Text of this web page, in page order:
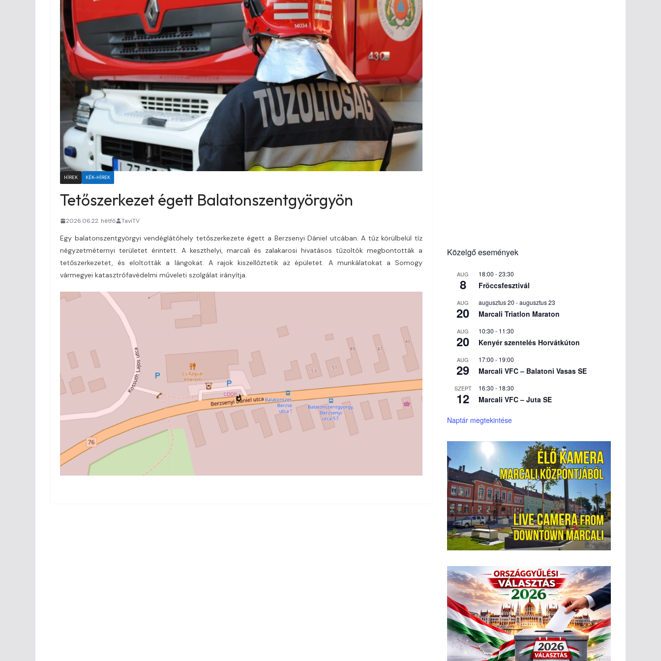
HÍREK KÉK-HÍREK
Tetőszerkezet égett Balatonszentgyörgyön
2026.06.22. hétfő TaviTV
Egy balatonszentgyörgyi vendéglátóhely tetőszerkezete égett a Berzsenyi Dániel utcában. A tűz körülbelül tíz
négyzetméternyi területet érintett. A keszthelyi, marcali és zalakarosi hivatásos tűzoltók megbontották a
tetőszerkezetet, és eloltották a lángokat. A rajok kiszellőztetik az épületet. A munkálatokat a Somogy
vármegyei katasztrófavédelmi műveleti szolgálat irányítja.
Közelgő események
AUG
8
18:00 -23:30
Fröccsfesztivál
AUG
20
augusztus 20 -augusztus 23
Marcali Triatlon Maraton
AUG
20
10:30 - 11:30
Kenyér szentelés Horvátkúton
AUG
29
17:00 - 19:00
Marcali VFC – Balatoni Vasas SE
SZEPT
12
16:30 - 18:30
Marcali VFC – Juta SE
Naptár megtekintése